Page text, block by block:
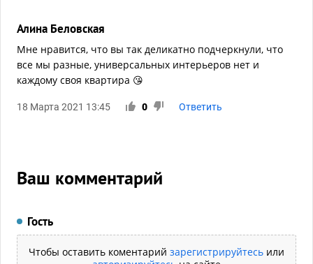
Алина Беловская
Мне нравится, что вы так деликатно подчеркнули, что
все мы разные, универсальных интерьеров нет и
каждому своя квартира 😘
18 Марта 2021 13:45 0 Ответить
Ваш комментарий
Гость
Чтобы оставить коментарий зарегистрируйтесь или